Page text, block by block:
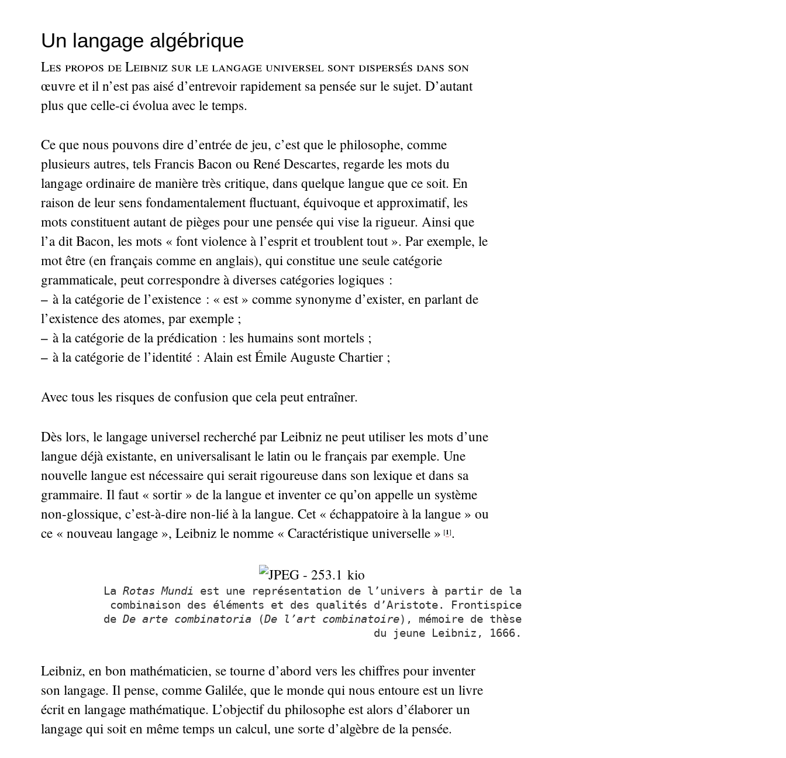
Un langage algébrique
Les propos de Leibniz sur le langage universel sont dispersés dans son
œuvre et il n’est pas aisé d’entrevoir rapidement sa pensée sur le sujet. D’autant
plus que celle-ci évolua avec le temps.
Ce que nous pouvons dire d’entrée de jeu, c’est que le philosophe, comme
plusieurs autres, tels Francis Bacon ou René Descartes, regarde les mots du
langage ordinaire de manière très critique, dans quelque langue que ce soit. En
raison de leur sens fondamentalement fluctuant, équivoque et approximatif, les
mots constituent autant de pièges pour une pensée qui vise la rigueur. Ainsi que
l’a dit Bacon, les mots « font violence à l’esprit et troublent tout ». Par exemple, le
mot être (en français comme en anglais), qui constitue une seule catégorie
grammaticale, peut correspondre à diverses catégories logiques :
–à la catégorie de l’existence : « est » comme synonyme d’exister, en parlant de
l’existence des atomes, par exemple ;
–à la catégorie de la prédication : les humains sont mortels ;
–à la catégorie de l’identité : Alain est Émile Auguste Chartier ;
Avec tous les risques de confusion que cela peut entraîner.
Dès lors, le langage universel recherché par Leibniz ne peut utiliser les mots d’une
langue déjà existante, en universalisant le latin ou le français par exemple. Une
nouvelle langue est nécessaire qui serait rigoureuse dans son lexique et dans sa
grammaire. Il faut « sortir » de la langue et inventer ce qu’on appelle un système
non-glossique, c’est-à-dire non-lié à la langue. Cet « échappatoire à la langue » ou
ce « nouveau langage », Leibniz le nomme « Caractéristique universelle » [1].
LaRotas Mundi est une représentation de l’univers à partir de la
combinaison des éléments et des qualités d’Aristote. Frontispice
deDe arte combinatoria (De l’art combinatoire), mémoire de thèse
du jeune Leibniz, 1666.
Leibniz, en bon mathématicien, se tourne d’abord vers les chiffres pour inventer
son langage. Il pense, comme Galilée, que le monde qui nous entoure est un livre
écrit en langage mathématique. L’objectif du philosophe est alors d’élaborer un
langage qui soit en même temps un calcul, une sorte d’algèbre de la pensée.